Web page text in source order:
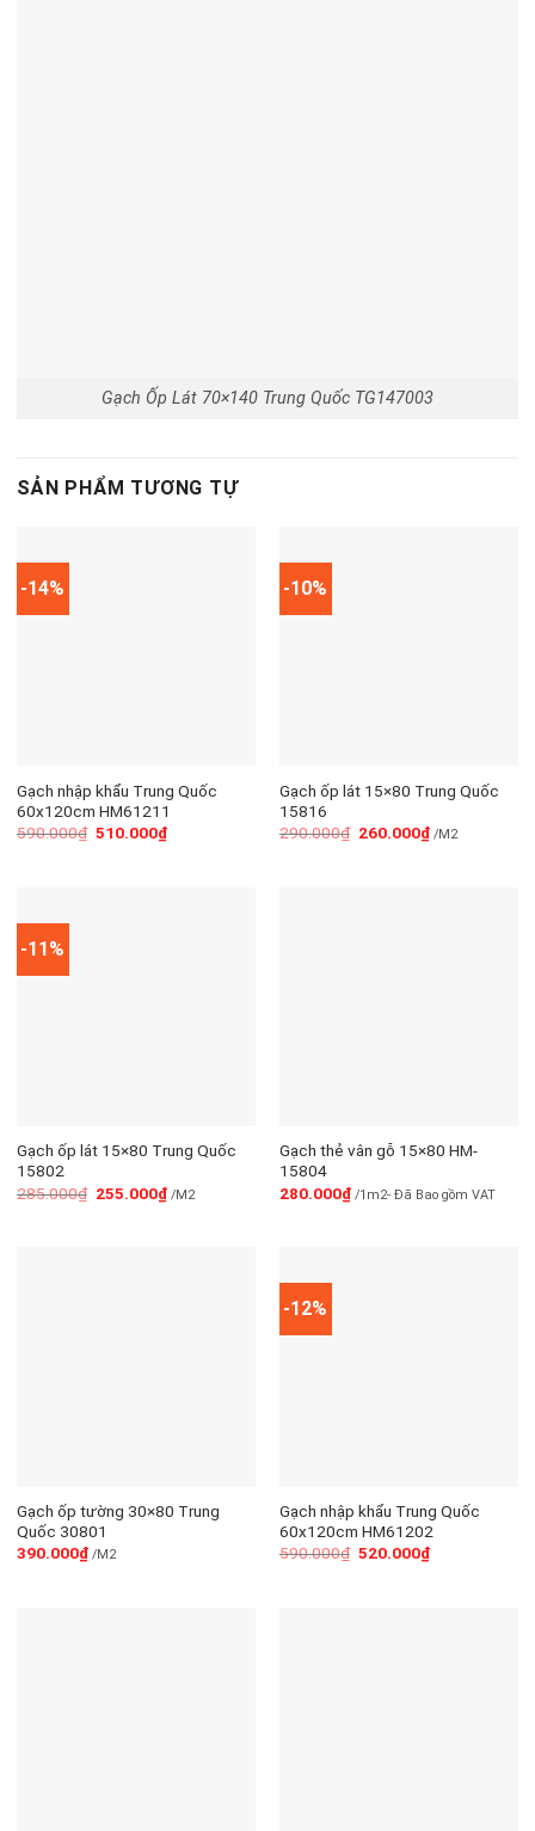
Gạch Ốp Lát 70×140 Trung Quốc TG147003
SẢN PHẨM TƯƠNG TỰ
-14%
Gạch nhập khẩu Trung Quốc
60x120cm HM61211
590.000₫ 510.000₫
-10%
Gạch ốp lát 15×80 Trung Quốc
15816
290.000₫ 260.000₫/M2
-11%
Gạch ốp lát 15×80 Trung Quốc
15802
285.000₫ 255.000₫/M2
Gạch thẻ vân gỗ 15×80 HM-
15804
280.000₫/1m2- Đã Bao gồm VAT
Gạch ốp tường 30×80 Trung
Quốc 30801
390.000₫/M2
-12%
Gạch nhập khẩu Trung Quốc
60x120cm HM61202
590.000₫ 520.000₫